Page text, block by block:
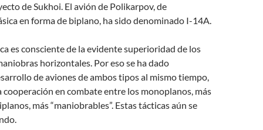
de Sukhoi. El avión de Polikarpov, de
en forma de biplano, ha sido denominado I-14A.
es consciente de la evidente superioridad de los
horizontales. Por eso se ha dado
de aviones de ambos tipos al mismo tiempo,
cooperación en combate entre los monoplanos, más
más “maniobrables”. Estas tácticas aún se